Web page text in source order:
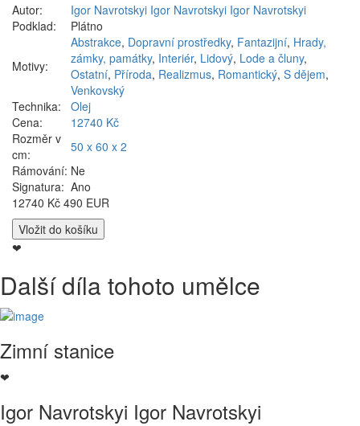
Autor:
Igor Navrotskyi Igor Navrotskyi Igor Navrotskyi
Podklad:
Plátno
Motivy:
Abstrakce, Dopravní prostředky, Fantazijní, Hrady,
zámky, památky, Interiér, Lidový, Lode a čluny,
Ostatní, Příroda, Realizmus, Romantický, S dějem,
Venkovský
Technika:
Olej
Cena:
12740 Kč
Rozměr v
cm:
50 x 60 x 2
Rámování: Ne
Signatura: Ano
12740 Kč 490 EUR
❤
Další díla tohoto umělce
Zimní stanice
❤
Igor Navrotskyi Igor Navrotskyi